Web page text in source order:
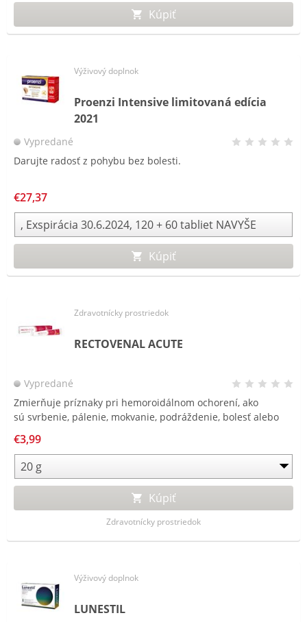
Kúpiť
Výživový doplnok
Proenzi Intensive limitovaná edícia
2021
Vypredané
Darujte radosť z pohybu bez bolesti.
€27,37
Kúpiť
Zdravotnícky prostriedok
RECTOVENAL ACUTE
Vypredané
Zmierňuje príznaky pri hemoroidálnom ochorení, ako
sú svrbenie, pálenie, mokvanie, podráždenie, bolesť alebo
€3,99
Kúpiť
Zdravotnícky prostriedok
Výživový doplnok
LUNESTIL